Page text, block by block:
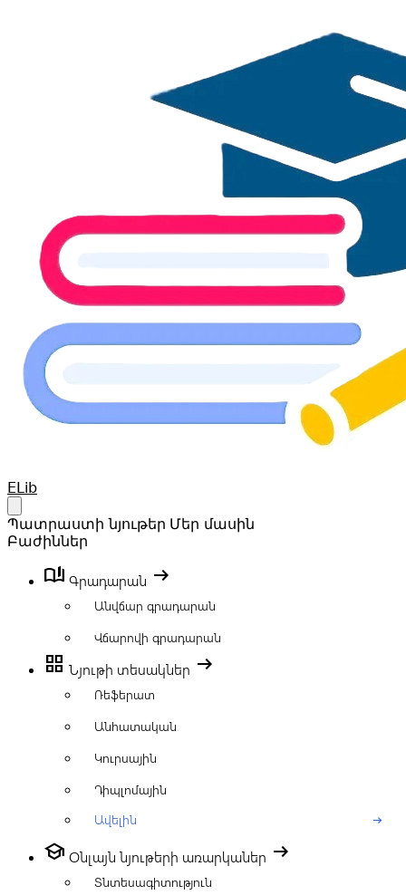
Your Company
ELib
Պատրաստի նյութեր Մեր մասին
Բաժիններ
book_ribbon Գրադարան arrow_right_alt
Անվճար գրադարան
Վճարովի գրադարան
grid_view Նյութի տեսակներ arrow_right_alt
Ռեֆերատ
Անհատական
Կուրսային
Դիպլոմային
Ավելին
arrow_right_alt
school Օնլայն նյութերի առարկաներ arrow_right_alt
Տնտեսագիտություն